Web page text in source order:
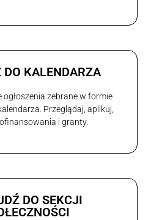
DO KALENDARZA
zebrane w formie
Przeglądaj, aplikuj,
i granty.
DO SEKCJI